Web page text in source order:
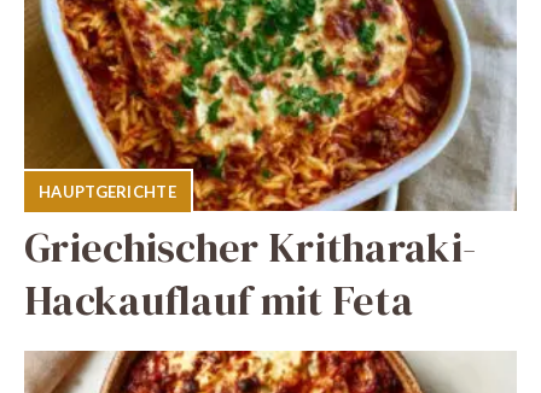
HAUPTGERICHTE
Griechischer Kritharaki-
Hackauflauf mit Feta